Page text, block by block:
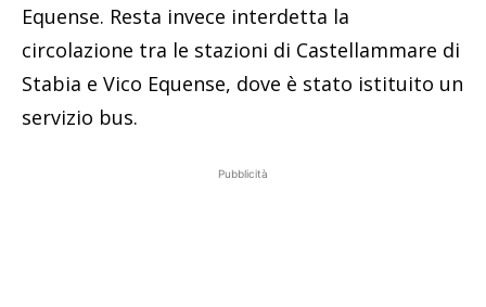
Equense. Resta invece interdetta la
circolazione tra le stazioni di Castellammare di
Stabia e Vico Equense, dove è stato istituito un
servizio bus.
Pubblicità